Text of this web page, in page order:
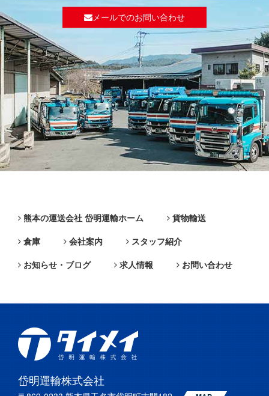
メールでのお問い合わせ
熊本の運送会社 岱明運輸ホーム
貨物輸送
倉庫
会社案内
スタッフ紹介
お知らせ・ブログ
求人情報 お問い合わせ
岱明運輸株式会社